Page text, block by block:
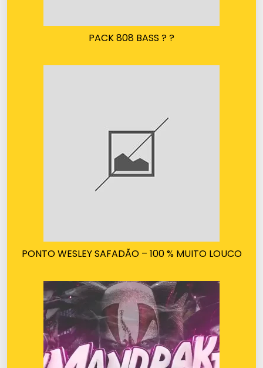
PACK 808 BASS ? ?
PONTO WESLEY SAFADÃO – 100 % MUITO LOUCO